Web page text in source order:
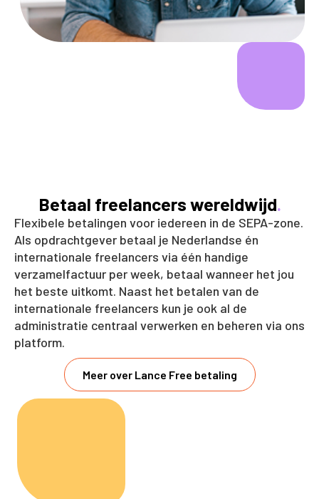
Betaal freelancers wereldwijd.
Flexibele betalingen voor iedereen in de SEPA-zone.
Als opdrachtgever betaal je Nederlandse én
internationale freelancers via één handige
verzamelfactuur per week, betaal wanneer het jou
het beste uitkomt. Naast het betalen van de
internationale freelancers kun je ook al de
administratie centraal verwerken en beheren via ons
platform.
Meer over Lance Free betaling